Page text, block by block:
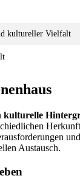
kultureller Vielfalt
kulturelle
Austausch.